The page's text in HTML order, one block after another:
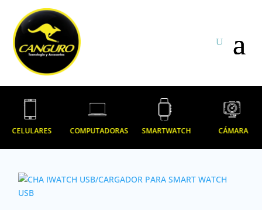
CELULARES COMPUTADORAS SMARTWATCH CÁMARA